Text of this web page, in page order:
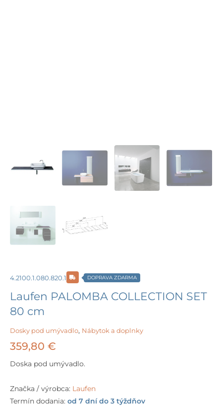
4.2100.1.080.820.1 DOPRAVA ZDARMA
Laufen PALOMBA COLLECTION SET
80 cm
Dosky pod umývadlo, Nábytok a doplnky
359,80 €
Doska pod umývadlo.
Značka / výrobca: Laufen
Termín dodania: od 7 dní do 3 týždňov